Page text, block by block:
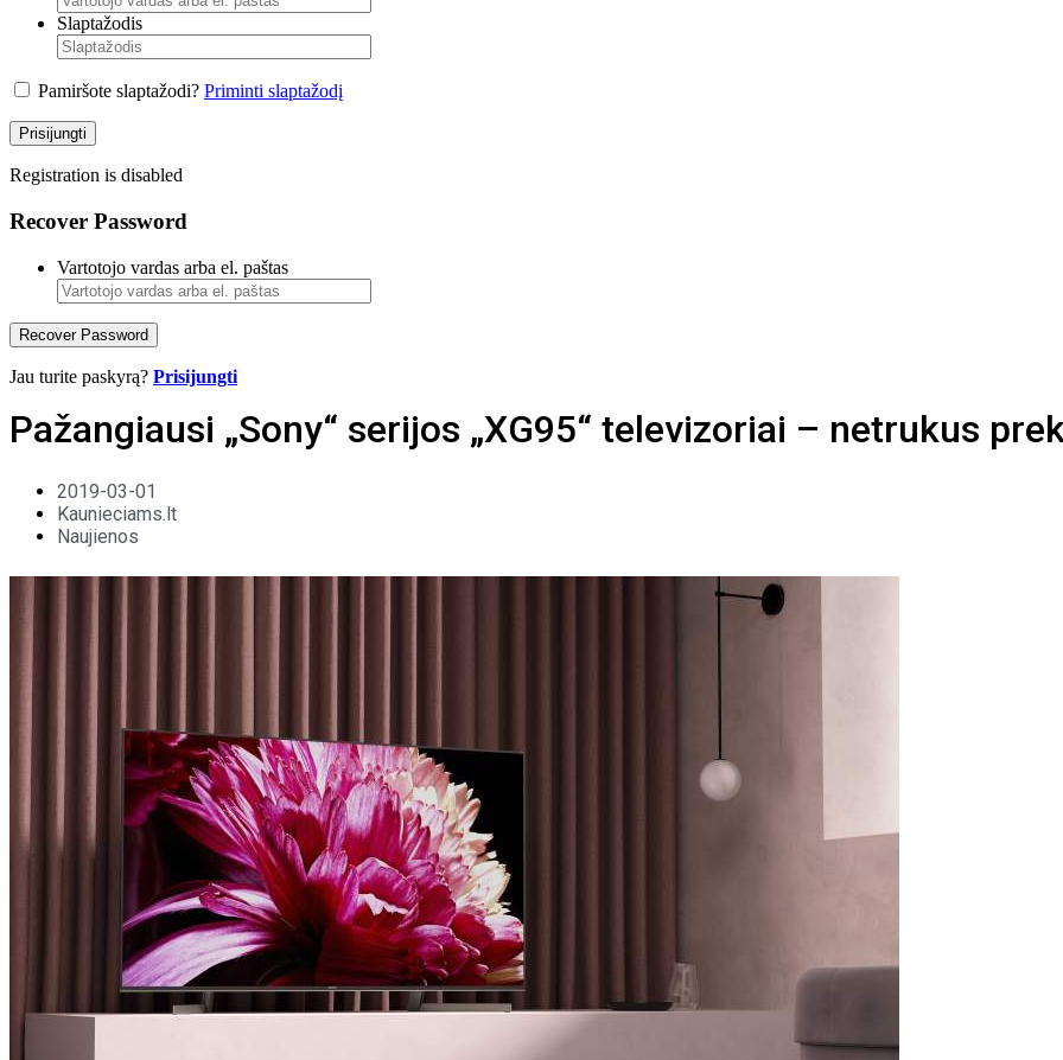
Slaptažodis
Pamiršote slaptažodi? Priminti slaptažodį
Prisijungti
Registration is disabled
Recover Password
Vartotojo vardas arba el. paštas
Recover Password
Jau turite paskyrą? Prisijungti
Pažangiausi „Sony“ serijos „XG95“ televizoriai – netrukus
2019-03-01
Kaunieciams.lt
Naujienos